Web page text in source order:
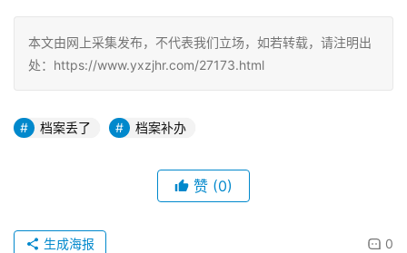
本文由网上采集发布，不代表我们立场，如若转载，请注明出
处：https://www.yxzjhr.com/27173.html
档案丢了 档案补办
赞 (0)
0
生成海报